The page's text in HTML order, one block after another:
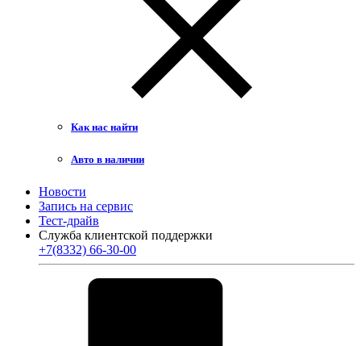
Как нас найти
Авто в наличии
Новости
Запись на сервис
Тест-драйв
Служба клиентской поддержки
+7(8332) 66-30-00